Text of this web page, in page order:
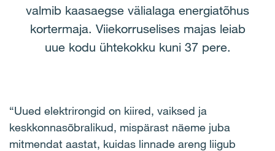
valmib kaasaegse välialaga energiatõhus
kortermaja. Viiekorruselises majas leiab
uue kodu ühtekokku kuni 37 pere.
“Uued elektrirongid on kiired, vaiksed ja
keskkonnasõbralikud, mispärast näeme juba
mitmendat aastat, kuidas linnade areng liigub